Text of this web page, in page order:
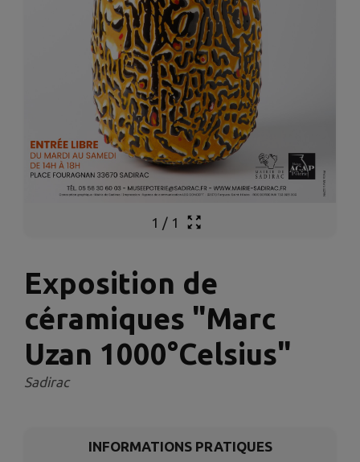
1 / 1
Exposition de
céramiques "Marc
Uzan 1000°Celsius"
Sadirac
INFORMATIONS PRATIQUES